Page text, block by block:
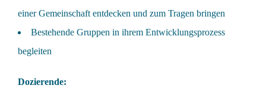
einer Gemeinschaft entdecken und zum Tragen bringen
Bestehende Gruppen in ihrem Entwicklungsprozess
begleiten
Dozierende: